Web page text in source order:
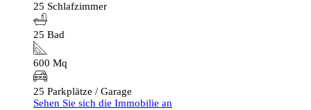
25 Schlafzimmer
25 Bad
600 Mq
25 Parkplätze / Garage
Sehen Sie sich die Immobilie an